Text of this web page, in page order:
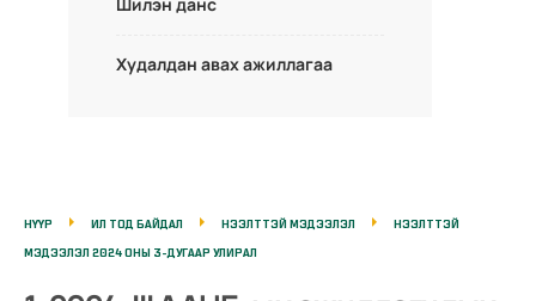
Худалдан авах ажиллагаа
НҮҮР ИЛ ТОД БАЙДАЛ НЭЭЛТТЭЙ МЭДЭЭЛЭЛ
НЭЭЛТТЭЙ
МЭДЭЭЛЭЛ 2024 ОНЫ 3-ДУГААР УЛИРАЛ